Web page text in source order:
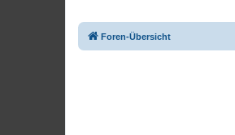
Foren-Übersicht